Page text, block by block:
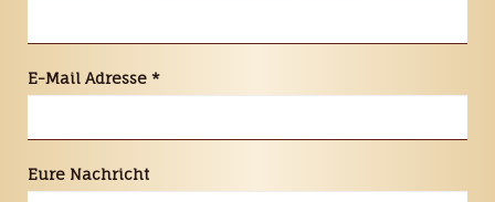
E-Mail Adresse *
Eure Nachricht